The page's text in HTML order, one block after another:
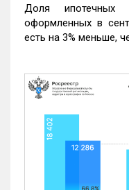
Доля
оформленных в
есть на 3% меньше,